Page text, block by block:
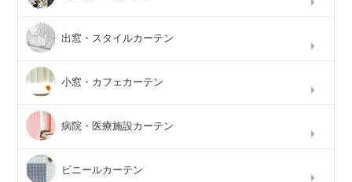
出窓・スタイルカーテン
小窓・カフェカーテン
病院・医療施設カーテン
ビニールカーテン